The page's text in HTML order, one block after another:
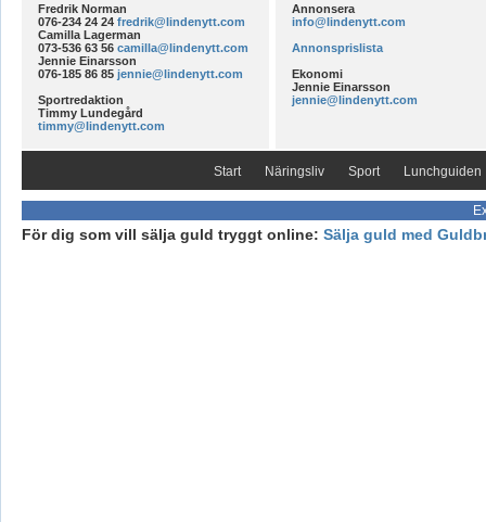
Fredrik Norman
076-234 24 24 fredrik@lindenytt.com
Camilla Lagerman
073-536 63 56 camilla@lindenytt.com
Jennie Einarsson
076-185 86 85 jennie@lindenytt.com
Sportredaktion
Timmy Lundegård
timmy@lindenytt.com
Annonsera
info@lindenytt.com
Annonsprislista
Ekonomi
Jennie Einarsson
jennie@lindenytt.com
Start Näringsliv Sport Lunchguiden
För dig som vill sälja guld tryggt online: Sälja guld med